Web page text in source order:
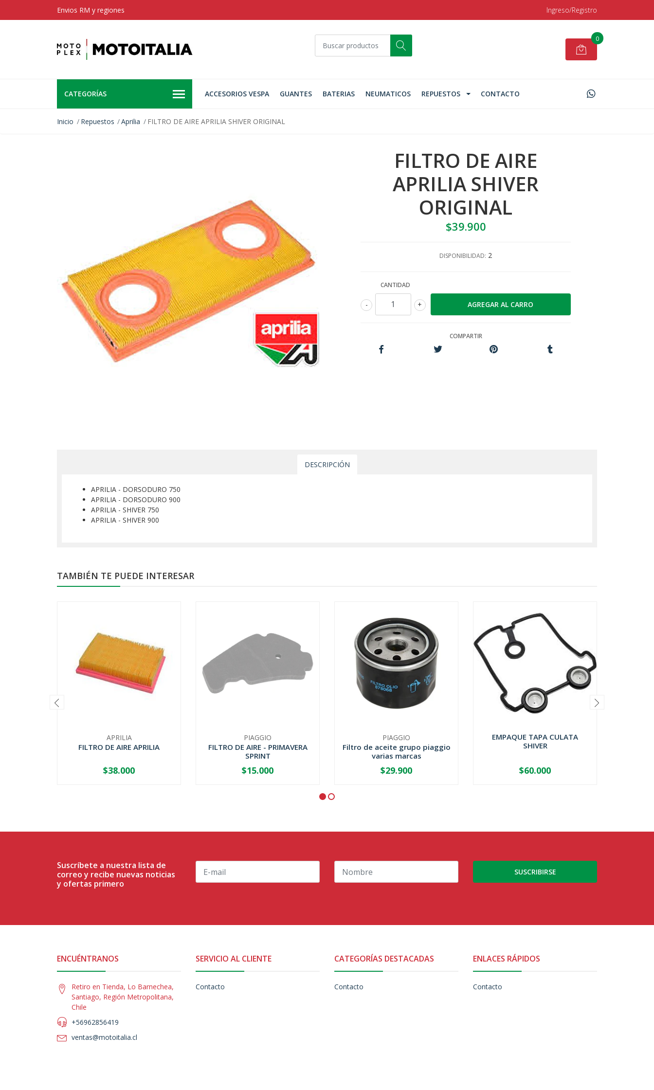
Envios RM y regiones Ingreso/Registro
0
CATEGORÍAS ACCESORIOS VESPA GUANTES BATERIAS NEUMATICOS REPUESTOS CONTACTO
Inicio Repuestos Aprilia FILTRO DE AIRE APRILIA SHIVER ORIGINAL
FILTRO DE AIRE
APRILIA SHIVER
ORIGINAL
$39.900
DISPONIBILIDAD: 2
CANTIDAD
+
-
COMPARTIR
DESCRIPCIÓN
APRILIA - DORSODURO 750
APRILIA - DORSODURO 900
APRILIA - SHIVER 750
APRILIA - SHIVER 900
TAMBIÉN TE PUEDE INTERESAR
APRILIA
FILTRO DE AIRE APRILIA
+
$38.000
PIAGGIO
FILTRO DE AIRE - PRIMAVERA
SPRINT
AGOTADO
$15.000
PIAGGIO
Filtro de aceite grupo piaggio
varias marcas
+
$29.900
EMPAQUE TAPA CULATA
SHIVER
+
$60.000
Suscríbete a nuestra lista de
correo y recibe nuevas noticias
y ofertas primero
SUSCRIBIRSE
ENCUÉNTRANOS
Retiro en Tienda, Lo Barnechea,
Santiago, Región Metropolitana,
Chile
+56962856419
ventas@motoitalia.cl
SERVICIO AL CLIENTE
Contacto
CATEGORÍAS DESTACADAS
Contacto
ENLACES RÁPIDOS
Contacto